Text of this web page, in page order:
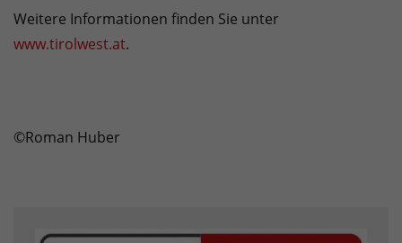
Weitere Informationen finden Sie unter
www.tirolwest.at.
©Roman Huber